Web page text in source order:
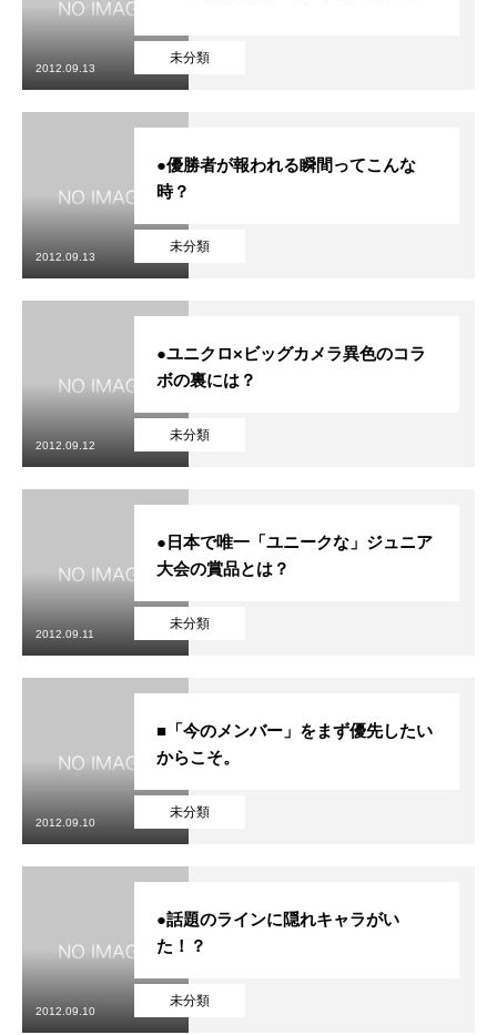
未分類
2012.09.13
未分類
●優勝者が報われる瞬間ってこんな
時？
2012.09.13
未分類
●ユニクロ×ビッグカメラ異色のコラ
ボの裏には？
2012.09.12
未分類
●日本で唯一「ユニークな」ジュニア
大会の賞品とは？
2012.09.11
未分類
■「今のメンバー」をまず優先したい
からこそ。
2012.09.10
未分類
●話題のラインに隠れキャラがい
た！？
2012.09.10